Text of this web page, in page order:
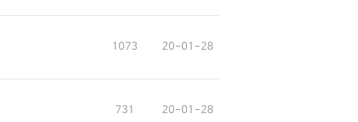
1073 20-01-28
731 20-01-28